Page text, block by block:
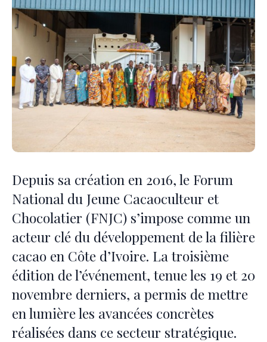
Depuis sa création en 2016, le Forum
National du Jeune Cacaoculteur et
Chocolatier (FNJC) s’impose comme un
acteur clé du développement de la filière
cacao en Côte d’Ivoire. La troisième
édition de l’événement, tenue les 19 et 20
novembre derniers, a permis de mettre
en lumière les avancées concrètes
réalisées dans ce secteur stratégique.